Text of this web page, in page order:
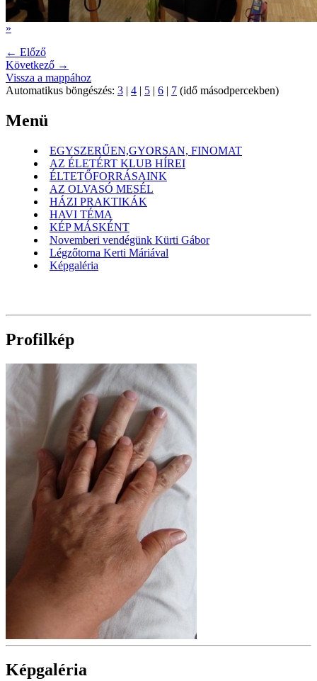
»
← Előző
Következő →
Vissza a mappához
Automatikus böngészés: 3 | 4 | 5 | 6 | 7 (idő másodpercekben)
Menü
EGYSZERŰEN,GYORSAN, FINOMAT
AZ ÉLETÉRT KLUB HÍREI
ÉLTETŐFORRÁSAINK
AZ OLVASÓ MESÉL
HÁZI PRAKTIKÁK
HAVI TÉMA
KÉP MÁSKÉNT
Novemberi vendégünk Kürti Gábor
Légzőtorna Kerti Máriával
Képgaléria
Profilkép
Képgaléria